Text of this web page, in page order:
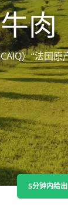
务采取行动
步
献力量
系统共同创新
语)
语)
班牙语)
)
语)
)
)
肉
）“法国原
5分钟内给